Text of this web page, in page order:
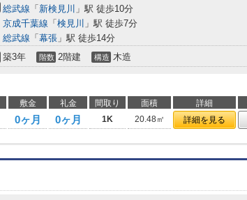
総武線 「 新検見川 」駅 徒歩10分
京成千葉線 「 検見川 」駅 徒歩7分
総武線 「 幕張 」駅 徒歩14分
築3年 階数 2階建 構造 木造
敷金 礼金 間取り 面積 詳細
0ヶ月 0ヶ月 1K 20.48㎡ 詳細を見る